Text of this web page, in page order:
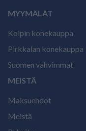
MYYMÄLÄT
Kolpin konekauppa
Pirkkalan konekauppa
Suomen vahvimmat
MEISTÄ
Maksuehdot
Meistä